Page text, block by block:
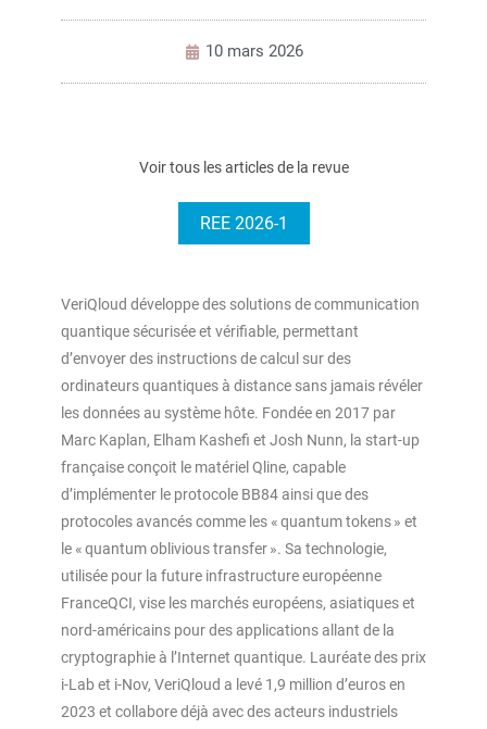
10 mars 2026
Voir tous les articles de la revue
REE 2026-1
VeriQloud développe des solutions de communication
quantique sécurisée et vérifiable, permettant
d’envoyer des instructions de calcul sur des
ordinateurs quantiques à distance sans jamais révéler
les données au système hôte. Fondée en 2017 par
Marc Kaplan, Elham Kashefi et Josh Nunn, la start-up
française conçoit le matériel Qline, capable
d’implémenter le protocole BB84 ainsi que des
protocoles avancés comme les « quantum tokens » et
le « quantum oblivious transfer ». Sa technologie,
utilisée pour la future infrastructure européenne
FranceQCI, vise les marchés européens, asiatiques et
nord-américains pour des applications allant de la
cryptographie à l’Internet quantique. Lauréate des prix
i-Lab et i-Nov, VeriQloud a levé 1,9 million d’euros en
2023 et collabore déjà avec des acteurs industriels